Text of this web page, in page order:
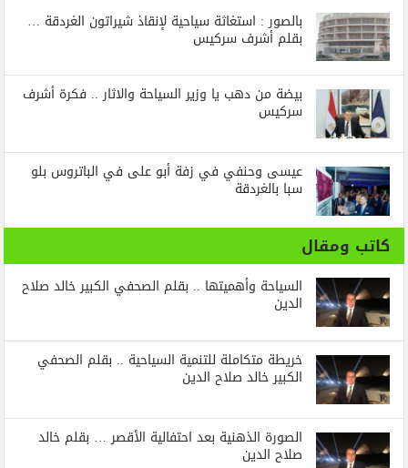
بالصور : استغاثة سياحية لإنقاذ شيراتون الغردقة …
بقلم أشرف سركيس
بيضة من دهب يا وزير السياحة والاثار .. فكرة أشرف
سركيس
عيسى وحنفي في زفة أبو على في الباتروس بلو
سبا بالغردقة
كاتب ومقال
السياحة وأهميتها .. بقلم الصحفي الكبير خالد صلاح
الدين
خريطة متكاملة للتنمية السياحية .. بقلم الصحفي
الكبير خالد صلاح الدين
الصورة الذهنية بعد احتفالية الأقصر … بقلم خالد
صلاح الدين